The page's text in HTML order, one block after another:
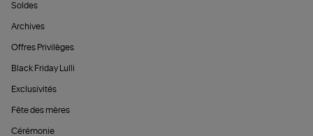
Soldes
Archives
Offres Privilèges
Black Friday Lulli
Exclusivités
Fête des mères
Cérémonie